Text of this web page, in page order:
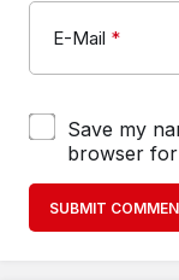
E-Mail *
Save my
browser
SUBMIT